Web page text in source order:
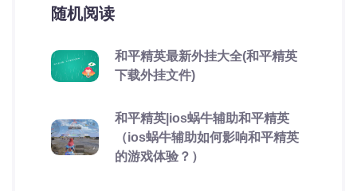
随机阅读
和平精英最新外挂大全(和平精英
下载外挂文件)
和平精英|ios蜗牛辅助和平精英
（ios蜗牛辅助如何影响和平精英
的游戏体验？）